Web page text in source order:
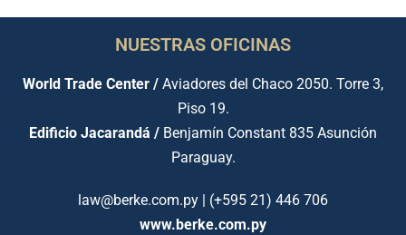
NUESTRAS OFICINAS
World Trade Center / Aviadores del Chaco 2050. Torre 3,
Piso 19.
Edificio Jacarandá / Benjamín Constant 835 Asunción
Paraguay.
law@berke.com.py | (+595 21) 446 706
www.berke.com.py